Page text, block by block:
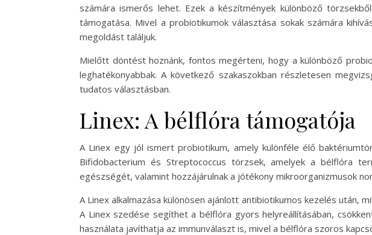
számára ismerős lehet. Ezek a készítmények különböző
támogatása. Mivel a probiotikumok választása sokak számára
megoldást találjuk.
Mielőtt döntést hoznánk, fontos megérteni, hogy a különböző
leghatékonyabbak. A következő szakaszokban részletesen
tudatos választásban.
Linex: A bélflóra támogatója
A Linex egy jól ismert probiotikum, amely különféle élő
Bifidobacterium és Streptococcus törzsek, amelyek a bélflóra
egészségét, valamint hozzájárulnak a jótékony mikroorganizmusok
A Linex alkalmazása különösen ajánlott antibiotikumos kezelés után,
A Linex szedése segíthet a bélflóra gyors helyreállításában,
használata javíthatja az immunválaszt is, mivel a bélflóra szoros